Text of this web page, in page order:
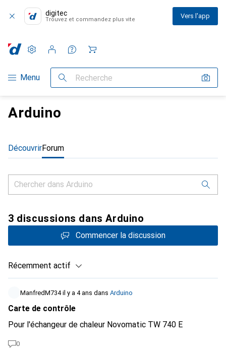
digitec
Trouvez et commandez plus vite Vers l'app
Navigation par catégorie
Menu Recherche
Paramètres
Compte client
Listes de comparaison
Listes d'envies
Panier
Arduino
DécouvrirForum
3 discussions dans Arduino
Commencer la discussion
Récemment actif
ManfredM734 il y a 4 ans dans Arduino
Carte de contrôle
Pour l'échangeur de chaleur Novomatic TW 740 E
0